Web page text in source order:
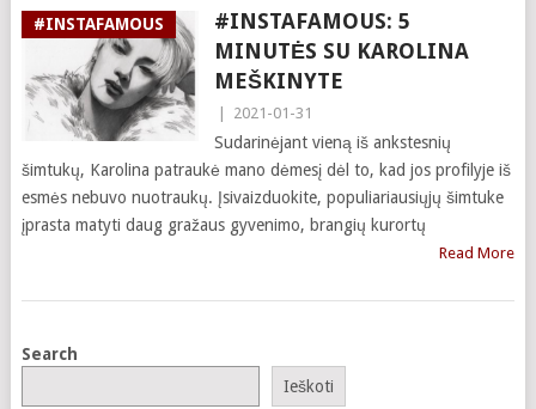
#INSTAFAMOUS
#INSTAFAMOUS: 5
MINUTĖS SU KAROLINA
MEŠKINYTE
2021-01-31
Sudarinėjant vieną iš ankstesnių
šimtukų, Karolina patraukė mano dėmesį dėl to, kad jos profilyje iš
esmės nebuvo nuotraukų. Įsivaizduokite, populiariausiųjų šimtuke
įprasta matyti daug gražaus gyvenimo, brangių kurortų
Read More
Search
Ieškoti